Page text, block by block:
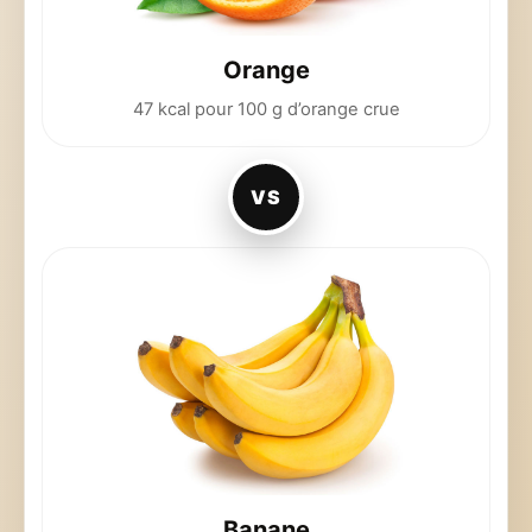
Orange
47 kcal pour 100 g d’orange crue
VS